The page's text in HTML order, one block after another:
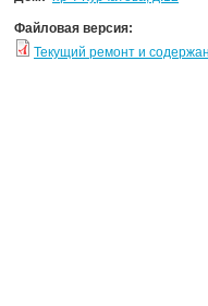
Файловая версия:
Текущий ремонт и